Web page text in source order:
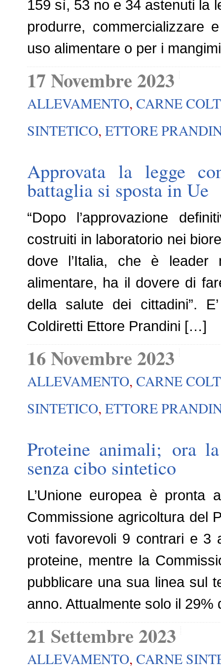
159 sì, 53 no e 34 astenuti la
produrre, commercializzare
uso alimentare o per i
17 Novembre 2023
ALLEVAMENTO, CARNE
SINTETICO, ETTORE
Approvata la legge
battaglia si sposta in Ue
“Dopo l’approvazione
costruiti in laboratorio nei
dove l’Italia, che è leader
alimentare, ha il dovere di
della salute dei cittadini”.
Coldiretti Ettore Prandini […]
16 Novembre 2023
ALLEVAMENTO, CARNE
SINTETICO, ETTORE
Proteine animali; ora
senza cibo sintetico
L’Unione europea è pronta
Commissione agricoltura del
voti favorevoli 9 contrari e 3
proteine, mentre la
pubblicare una sua linea sul
anno. Attualmente solo il
21 Settembre 2023
ALLEVAMENTO, CARNE